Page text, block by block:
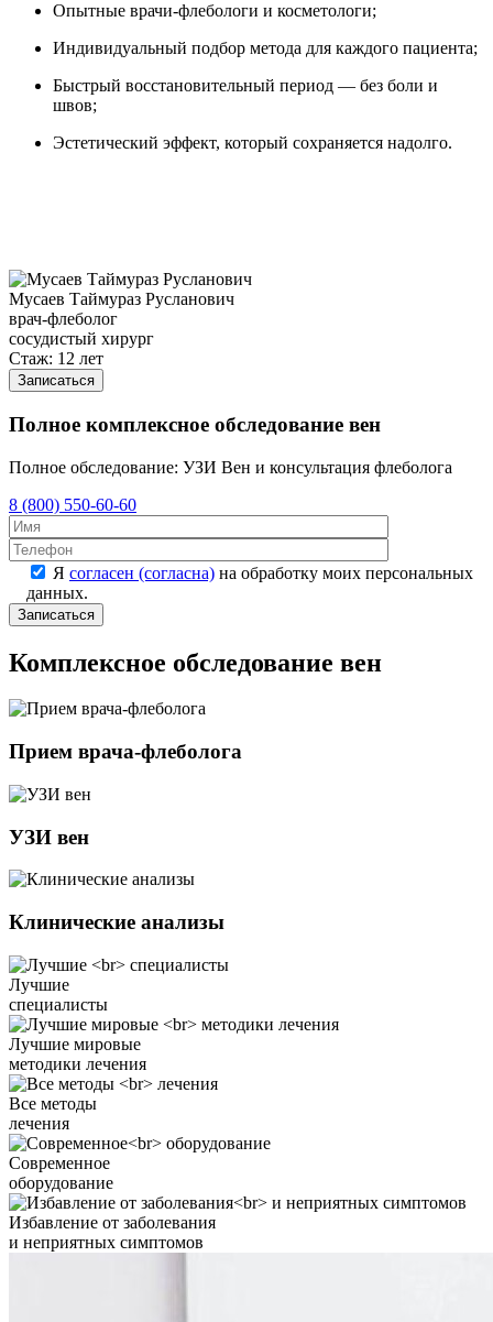
Опытные врачи-флебологи и косметологи;
Индивидуальный подбор метода для каждого пациента;
Быстрый восстановительный период — без боли и
швов;
Эстетический эффект, который сохраняется надолго.
Мусаев Таймураз Русланович
врач-флеболог
сосудистый хирург
Стаж: 12 лет
Записаться
Полное комплексное обследование вен
Полное обследование: УЗИ Вен и консультация флеболога
8 (800) 550-60-60
Я согласен (согласна) на обработку моих персональных
данных.
Комплексное обследование вен
Прием врача-флеболога
УЗИ вен
Клинические анализы
Лучшие
специалисты
Лучшие мировые
методики лечения
Все методы
лечения
Современное
оборудование
Избавление от заболевания
и неприятных симптомов